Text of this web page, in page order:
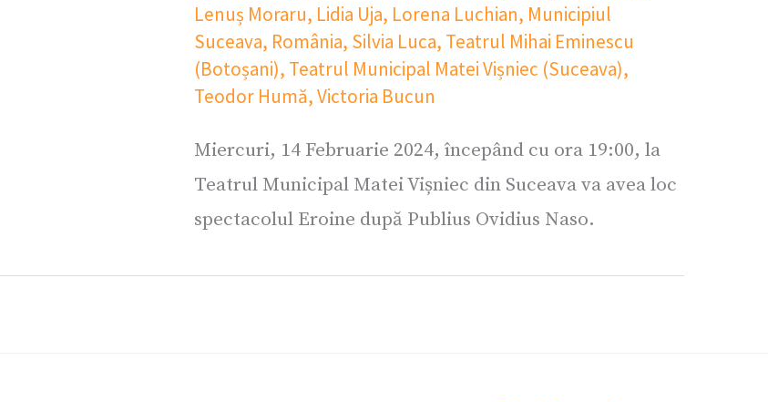
Lenuș Moraru, Lidia Uja, Lorena Luchian, Municipiul
Suceava, România, Silvia Luca, Teatrul Mihai Eminescu
(Botoșani), Teatrul Municipal Matei Vișniec (Suceava),
Teodor Humă,Victoria Bucun
Miercuri, 14 Februarie 2024, începând cu ora 19:00, la
Teatrul Municipal Matei Vișniec din Suceava va avea loc
spectacolul Eroine după Publius Ovidius Naso.